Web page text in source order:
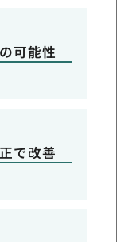
可能性
で改善